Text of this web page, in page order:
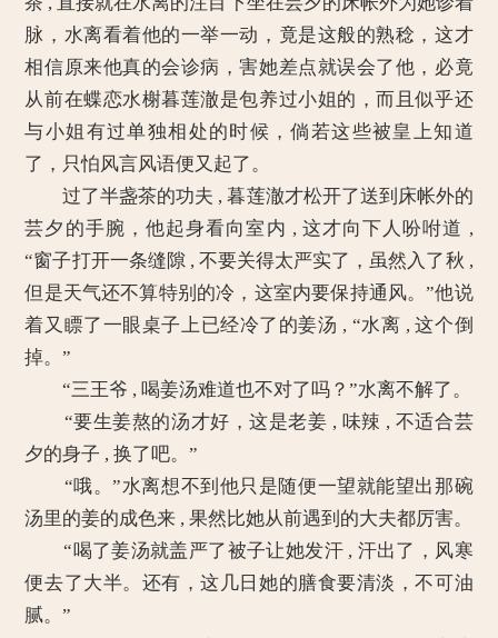
脉，水离看着他的一举一动，竟是这般的熟稔，这才
相信原来他真的会诊病，害她差点就误会了他，必竟
从前在蝶恋水榭暮莲澈是包养过小姐的，而且似乎还
与小姐有过单独相处的时候，倘若这些被皇上知道
了，只怕风言风语便又起了。
过了半盏茶的功夫 , 暮莲澈才松开了送到床帐外的
芸夕的手腕，他起身看向室内 , 这才向下人吩咐道 ,
“窗子打开一条缝隙 , 不要关得太严实了，虽然入了秋 ,
但是天气还不算特别的冷，这室内要保持通风。”他说
着又瞟了一眼桌子上已经冷了的姜汤 , “水离 , 这个倒
掉。”
“三王爷 , 喝姜汤难道也不对了吗？”水离不解了。
“要生姜熬的汤才好，这是老姜 , 味辣 , 不适合芸
夕的身子 , 换了吧。”
“哦。”水离想不到他只是随便一望就能望出那碗
汤里的姜的成色来 , 果然比她从前遇到的大夫都厉害。
“喝了姜汤就盖严了被子让她发汗 , 汗出了，风寒
便去了大半。还有，这几日她的膳食要清淡，不可油
腻。”